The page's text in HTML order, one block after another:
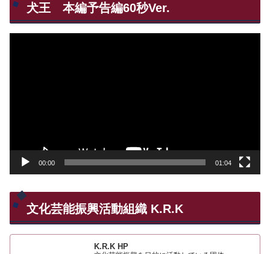
犬王 本編予告編60秒Ver.
00:00 01:04
文化芸能振興活動組織 K.R.K
K.R.K HP